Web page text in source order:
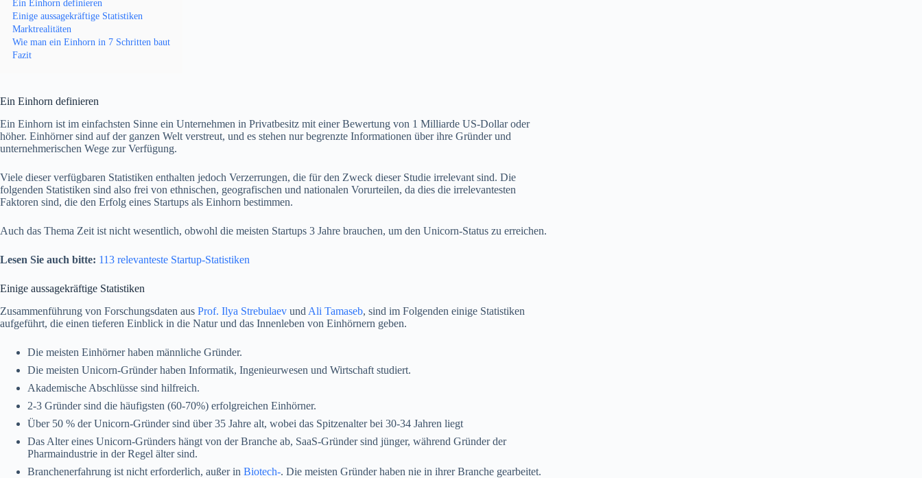
Ein Einhorn definieren
Einige aussagekräftige Statistiken
Marktrealitäten
Wie man ein Einhorn in 7 Schritten baut
Fazit
Ein Einhorn definieren
Ein Einhorn ist im einfachsten Sinne ein Unternehmen in Privatbesitz mit einer Bewertung von 1 Milliarde US-Dollar oder
höher. Einhörner sind auf der ganzen Welt verstreut, und es stehen nur begrenzte Informationen über ihre Gründer und
unternehmerischen Wege zur Verfügung.
Viele dieser verfügbaren Statistiken enthalten jedoch Verzerrungen, die für den Zweck dieser Studie irrelevant sind. Die
folgenden Statistiken sind also frei von ethnischen, geografischen und nationalen Vorurteilen, da dies die irrelevantesten
Faktoren sind, die den Erfolg eines Startups als Einhorn bestimmen.
Auch das Thema Zeit ist nicht wesentlich, obwohl die meisten Startups 3 Jahre brauchen, um den Unicorn-Status zu erreichen.
Lesen Sie auch bitte: 113 relevanteste Startup-Statistiken
Einige aussagekräftige Statistiken
Zusammenführung von Forschungsdaten aus Prof. Ilya Strebulaev und Ali Tamaseb, sind im Folgenden einige Statistiken
aufgeführt, die einen tieferen Einblick in die Natur und das Innenleben von Einhörnern geben.
Die meisten Einhörner haben männliche Gründer.
Die meisten Unicorn-Gründer haben Informatik, Ingenieurwesen und Wirtschaft studiert.
Akademische Abschlüsse sind hilfreich.
2-3 Gründer sind die häufigsten (60-70%) erfolgreichen Einhörner.
Über 50 % der Unicorn-Gründer sind über 35 Jahre alt, wobei das Spitzenalter bei 30-34 Jahren liegt
Das Alter eines Unicorn-Gründers hängt von der Branche ab, SaaS-Gründer sind jünger, während Gründer der
Pharmaindustrie in der Regel älter sind.
Branchenerfahrung ist nicht erforderlich, außer in Biotech-. Die meisten Gründer haben nie in ihrer Branche gearbeitet.